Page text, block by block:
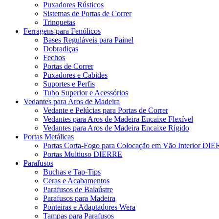
Puxadores Rústicos
Sistemas de Portas de Correr
Trinquetas
Ferragens para Fenólicos
Bases Reguláveis para Painel
Dobradiças
Fechos
Portas de Correr
Puxadores e Cabides
Suportes e Perfis
Tubo Superior e Acessórios
Vedantes para Aros de Madeira
Vedante e Pelúcias para Portas de Correr
Vedantes para Aros de Madeira Encaixe Flexível
Vedantes para Aros de Madeira Encaixe Rígido
Portas Metálicas
Portas Corta-Fogo para Colocação em Vão Interior
Portas Multiuso DIERRE
Parafusos
Buchas e Tap-Tips
Ceras e Acabamentos
Parafusos de Balaústre
Parafusos para Madeira
Ponteiras e Adaptadores Wera
Tampas para Parafusos